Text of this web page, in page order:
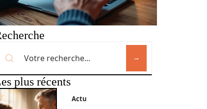
plus récents
Actu